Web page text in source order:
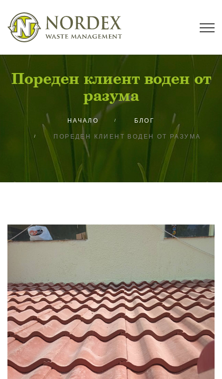
Пореден клиент воден от
разума
НАЧАЛО БЛОГ
ПОРЕДЕН КЛИЕНТ ВОДЕН ОТ РАЗУМА